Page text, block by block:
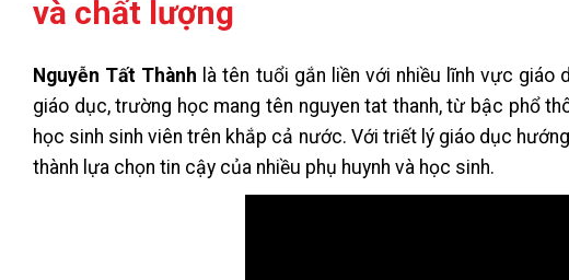
và chất lượng
Nguyễn Tất Thành là tên tuổi gắn liền với nhiều lĩnh vực
giáo dục, trường học mang tên nguyen tat thanh, từ bậc phổ
học sinh sinh viên trên khắp cả nước. Với triết lý giáo dục
thành lựa chọn tin cậy của nhiều phụ huynh và học sinh.